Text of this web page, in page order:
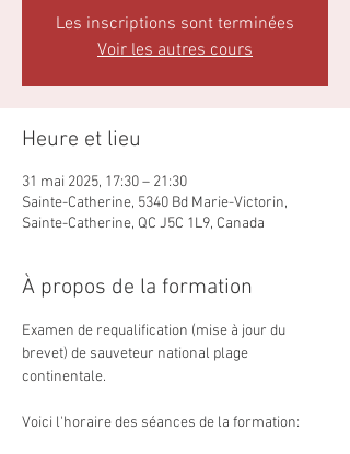
Les inscriptions sont terminées
Voir les autres cours
Heure et lieu
31 mai 2025, 17:30 – 21:30
Sainte-Catherine, 5340 Bd Marie-Victorin,
Sainte-Catherine, QC J5C 1L9, Canada
À propos de la formation
Examen de requalification (mise à jour du
brevet) de sauveteur national plage
continentale.
Voici l'horaire des séances de la formation: